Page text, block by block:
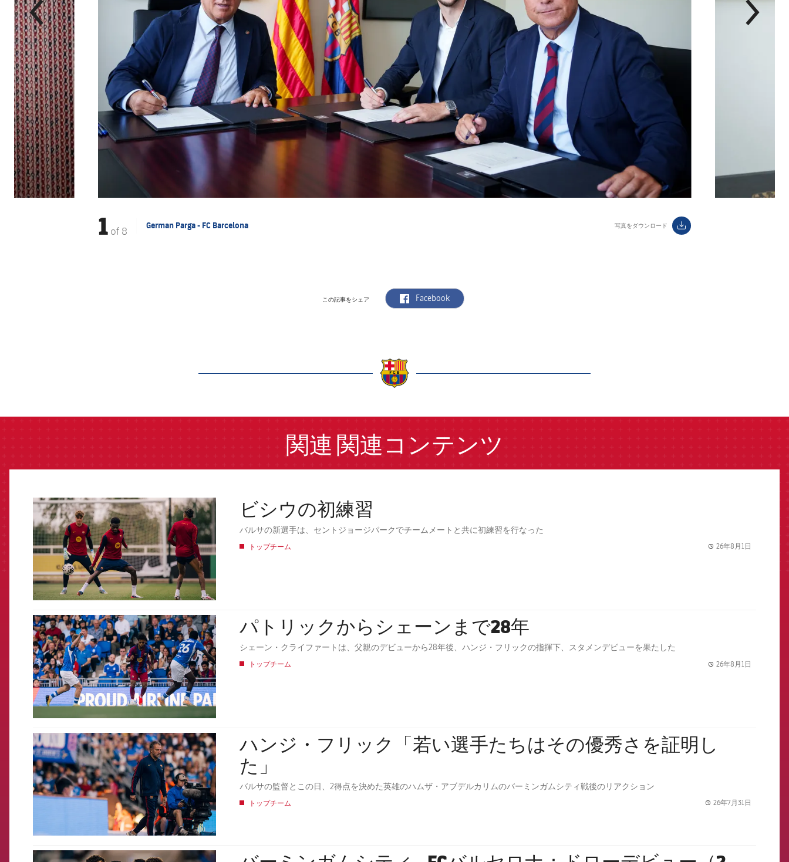
1of 8 German Parga - FC Barcelona 写真をダウンロード ダウンロード
label.aria.download
この記事をシェア label.aria.facebook
Facebook
関連 関連コンテンツ
FCB Barcelona badge ビシウの初練習
バルサの新選手は、セントジョージパークでチームメートと共に初練習を行なった
トップチーム 26年8月1日
FCB Barcelona badge パトリックからシェーンまで28年
シェーン・クライファートは、父親のデビューから28年後、ハンジ・フリックの指揮下、スタメンデビューを果たした
トップチーム 26年8月1日
FCB Barcelona badge
ハンジ・フリック「若い選手たちはその優秀さを証明し
た」
バルサの監督とこの日、2得点を決めた英雄のハムザ・アブデルカリムのバーミンガムシティ戦後のリアクション
トップチーム 26年7月31日
FCB Barcelona badge